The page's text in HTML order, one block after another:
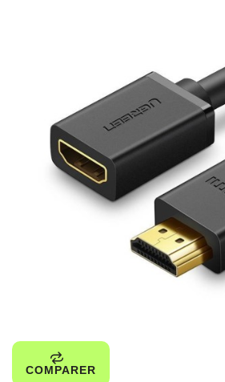
COMPARER